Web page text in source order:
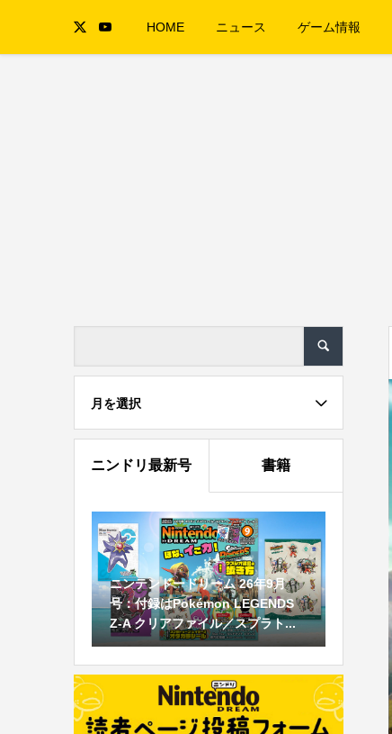
HOME ニュース ゲーム情報
月を選択
ニンドリ最新号 書籍
ニンテンドードリーム 26年9月
号：付録はPokémon LEGENDS
Z-A クリアファイル／スプラト...